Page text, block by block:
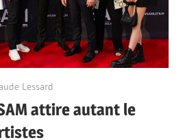
Lessard
attire autant le